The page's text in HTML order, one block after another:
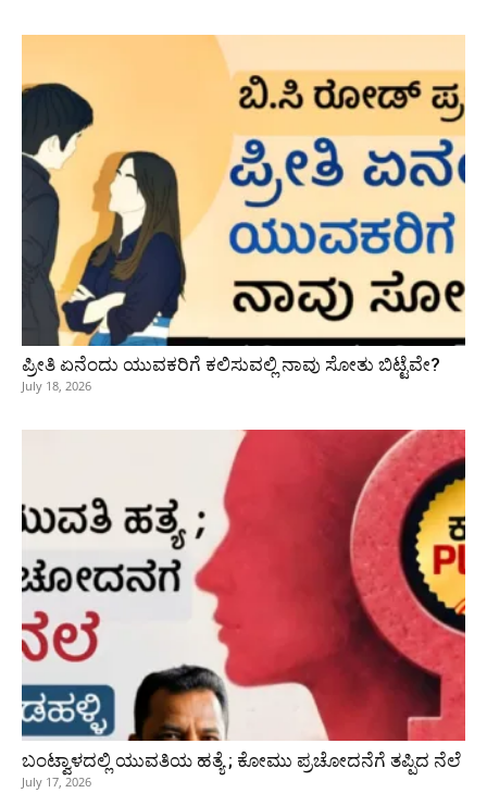
ಪ್ರೀತಿ ಏನೆಂದು ಯುವಕರಿಗೆ ಕಲಿಸುವಲ್ಲಿ ನಾವು ಸೋತು ಬಿಟ್ಟೆವೇ?
July 18, 2026
ಬಂಟ್ವಾಳದಲ್ಲಿ ಯುವತಿಯ ಹತ್ಯೆ ; ಕೋಮು ಪ್ರಚೋದನೆಗೆ ತಪ್ಪಿದ ನೆಲೆ
July 17, 2026